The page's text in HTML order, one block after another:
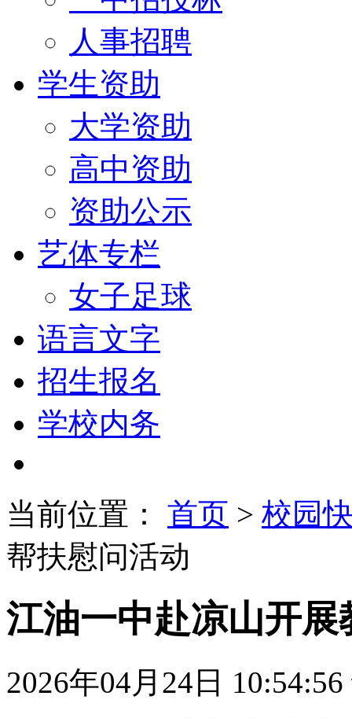
人事招聘
学生资助
大学资助
高中资助
资助公示
艺体专栏
女子足球
语言文字
招生报名
学校内务
当前位置： 首页 > 校园
帮扶慰问活动
江油一中赴凉山开
2026年04月24日 10:54:56